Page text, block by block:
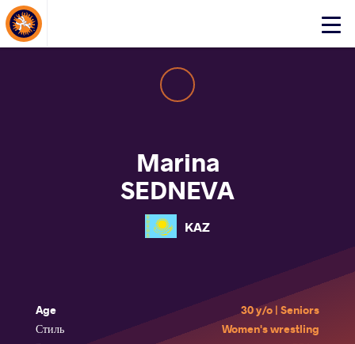
Click
About Events
Marina
SEDNEVA
KAZ
Age
30 y/o | Seniors
Стиль
Women's wrestling